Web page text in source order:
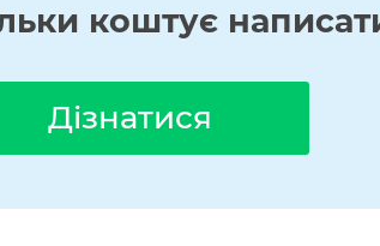
коштує
Дізнатися